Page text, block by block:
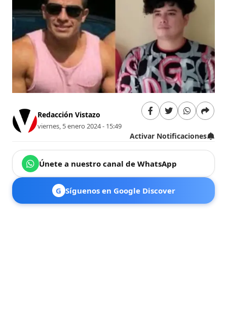
Redacción Vistazo
viernes, 5 enero 2024 - 15:49
Activar Notificaciones
Únete a nuestro canal de WhatsApp
G Síguenos en Google Discover